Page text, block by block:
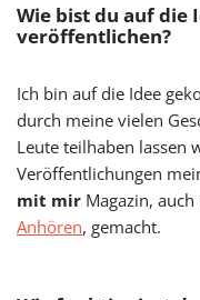
Wie bist du auf die
veröffentlichen?
Ich bin auf die Idee
durch meine vielen
Leute teilhaben lassen
Veröffentlichungen
mit mir Magazin,
Anhören, gemacht.